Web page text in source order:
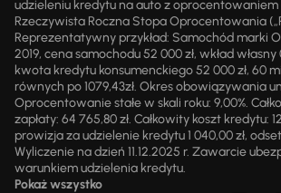
udzieleniu kredytu na auto z oprocentowaniem
Rzeczywista Roczna Stopa Oprocentowania
Reprezentatywny przykład: Samochód marki
2019, cena samochodu 52 000 zł, wkład własny
kwota kredytu konsumenckiego 52 000 zł, 60
równych po 1079,43zł. Okres obowiązywania
Oprocentowanie stałe w skali roku: 9,00%.
zapłaty: 64 765,80 zł. Całkowity koszt kredytu:
prowizja za udzielenie kredytu 1 040,00 zł,
Wyliczenie na dzień 11.12.2025 r. Zawarcie
warunkiem udzielenia kredytu.
Pokaż wszystko